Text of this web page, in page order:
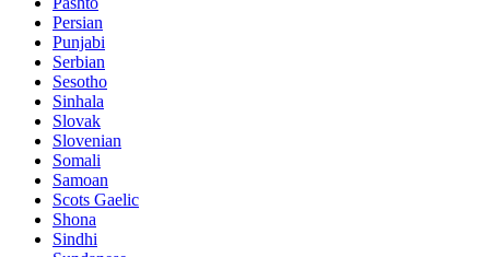
Persian
Punjabi
Serbian
Sesotho
Sinhala
Slovak
Slovenian
Somali
Samoan
Scots Gaelic
Shona
Sindhi